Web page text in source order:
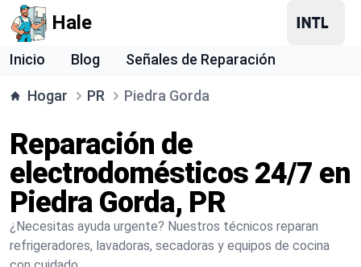
Hale
Inicio Blog Señales de Reparación
Hogar PR Piedra Gorda
Reparación de
electrodomésticos 24/7 en
Piedra Gorda, PR
¿Necesitas ayuda urgente? Nuestros técnicos reparan
refrigeradores, lavadoras, secadoras y equipos de cocina